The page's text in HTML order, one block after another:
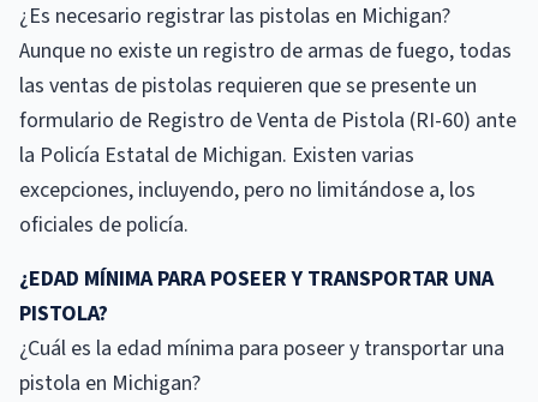
¿Es necesario registrar las pistolas en Michigan?
Aunque no existe un registro de armas de fuego, todas
las ventas de pistolas requieren que se presente un
formulario de Registro de Venta de Pistola (RI-60) ante
la Policía Estatal de Michigan. Existen varias
excepciones, incluyendo, pero no limitándose a, los
oficiales de policía.
¿EDAD MÍNIMA PARA POSEER Y TRANSPORTAR UNA
PISTOLA?
¿Cuál es la edad mínima para poseer y transportar una
pistola en Michigan?